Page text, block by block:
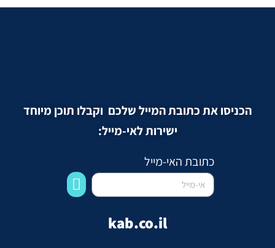
הכניסו את כתובת המייל שלכם וקבלו תוכן מיוחד
ישירות לאי-מייל:
כתובת האי-מייל
kab.co.il